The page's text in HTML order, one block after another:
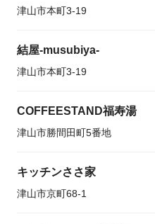
津山市本町3-19
結屋-musubiya-
津山市本町3-19
COFFEESTAND福寿湯
津山市勝間田町5番地
キッチンささ家
津山市京町68-1